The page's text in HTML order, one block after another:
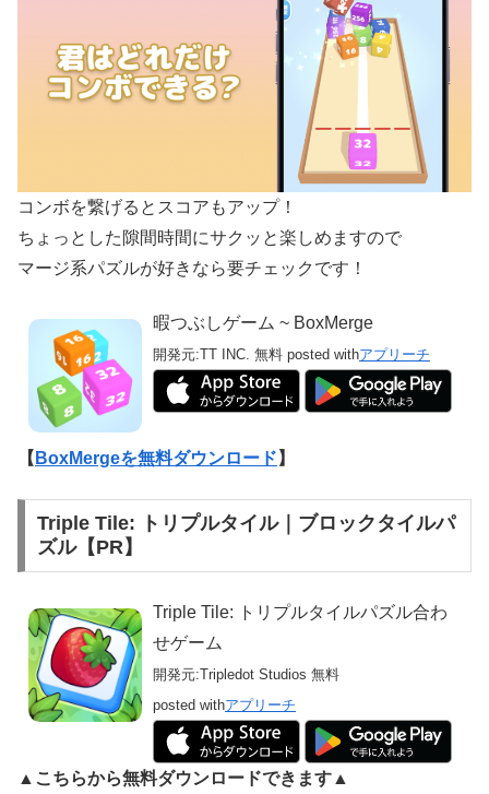
コンボを繋げるとスコアもアップ！
ちょっとした隙間時間にサクッと楽しめますので
マージ系パズルが好きなら要チェックです！
暇つぶしゲーム ~ BoxMerge
開発元:TT INC. 無料 posted withアプリーチ
【 BoxMergeを無料ダウンロード 】
Triple Tile: トリプルタイル｜ブロックタイルパ
ズル【PR】
Triple Tile: トリプルタイルパズル合わ
せゲーム
開発元:Tripledot Studios 無料
posted withアプリーチ
▲こちらから無料ダウンロードできます▲